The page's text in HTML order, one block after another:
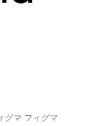
グマ フィグマ